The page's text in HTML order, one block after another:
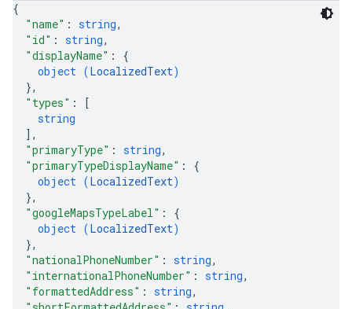
{
"name" : string,
"id" : string,
"displayName" : {
object (LocalizedText)
},
"types" :
[
string
] ,
"primaryType" : string,
"primaryTypeDisplayName" : {
object (LocalizedText)
},
"googleMapsTypeLabel" : {
object (LocalizedText)
},
"nationalPhoneNumber" : string,
"internationalPhoneNumber" : string,
"formattedAddress" : string,